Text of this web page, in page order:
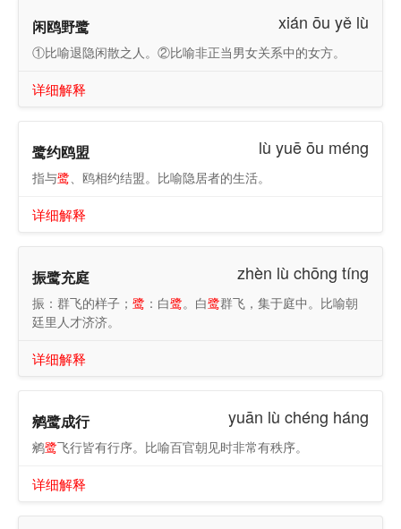
闲鸥野鹭 xián ōu yě lù
①比喻退隐闲散之人。②比喻非正当男女关系中的女方。
详细解释
鹭约鸥盟 lù yuē ōu méng
指与鹭、鸥相约结盟。比喻隐居者的生活。
详细解释
振鹭充庭 zhèn lù chōng tíng
振：群飞的样子； 鹭 ：白鹭。白鹭群飞，集于庭中。比喻朝
廷里人才济济。
详细解释
鹓鹭成行 yuān lù chéng háng
鹓鹭飞行皆有行序。比喻百官朝见时非常有秩序。
详细解释